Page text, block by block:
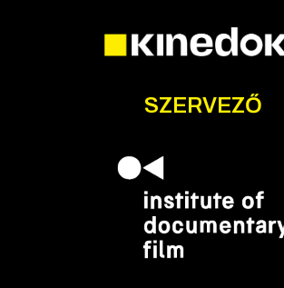
SZERVEZŐ